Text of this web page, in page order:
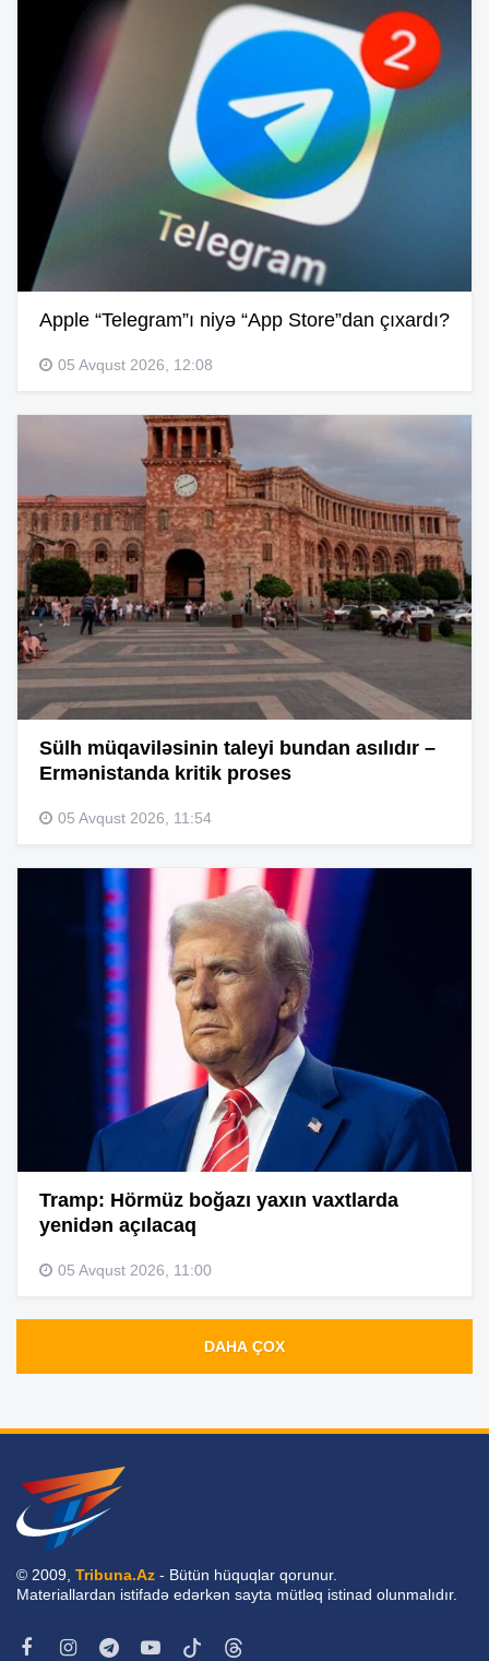
Apple “Telegram”ı niyə “App Store”dan çıxardı?
05 Avqust 2026, 12:08
Sülh müqaviləsinin taleyi bundan asılıdır –
Ermənistanda kritik proses
05 Avqust 2026, 11:54
Tramp: Hörmüz boğazı yaxın vaxtlarda
yenidən açılacaq
05 Avqust 2026, 11:00
DAHA ÇOX
© 2009, Tribuna.Az - Bütün hüquqlar qorunur.
Materiallardan istifadə edərkən sayta mütləq istinad olunmalıdır.